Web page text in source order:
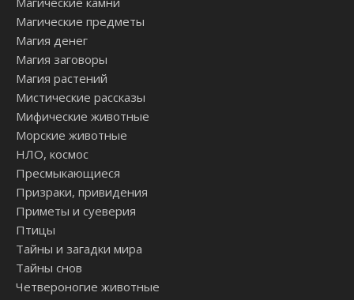
Магические предметы
Магия денег
Магия заговоры
Магия растений
Мистические рассказы
Мифические животные
Морские животные
НЛО, космос
Пресмыкающиеся
Призраки, привидения
Приметы и суеверия
Птицы
Тайны и загадки мира
Тайны снов
Четвероногие животные